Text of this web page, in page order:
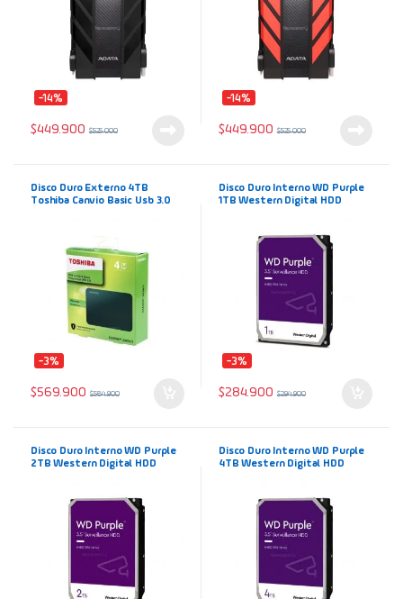
-14%
$449.900 $525.000
-14%
$449.900 $525.000
Disco Duro Externo 4TB
Toshiba Canvio Basic Usb 3.0
-3%
$569.900 $584.900
Disco Duro Interno WD Purple
1TB Western Digital HDD
-3%
$284.900 $294.900
Disco Duro Interno WD Purple
2TB Western Digital HDD
Disco Duro Interno WD Purple
4TB Western Digital HDD